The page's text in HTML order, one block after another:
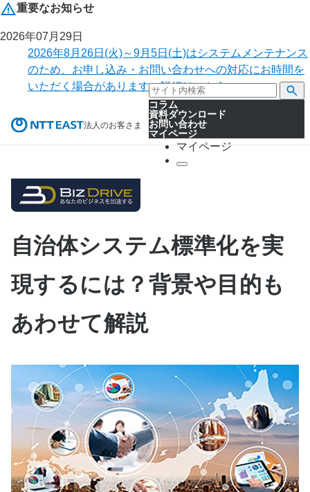
重要なお知らせ
2026年07月29日
2026年8月26日(火)～9月5日(土)はシステムメンテナンス
のため、お申し込み・お問い合わせへの対応にお時間を
いただく場合があります。詳細はこちら。
法人のお客さま
コラム
資料ダウンロード
お問い合わせ
マイページ
マイページ
自治体システム標準化を実
現するには？背景や目的も
あわせて解説